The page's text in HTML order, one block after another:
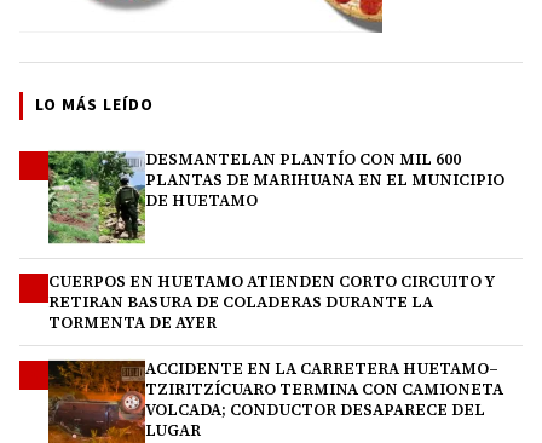
LO MÁS LEÍDO
DESMANTELAN PLANTÍO CON MIL 600
PLANTAS DE MARIHUANA EN EL MUNICIPIO
DE HUETAMO
CUERPOS EN HUETAMO ATIENDEN CORTO CIRCUITO Y
RETIRAN BASURA DE COLADERAS DURANTE LA
TORMENTA DE AYER
ACCIDENTE EN LA CARRETERA HUETAMO–
TZIRITZÍCUARO TERMINA CON CAMIONETA
VOLCADA; CONDUCTOR DESAPARECE DEL
LUGAR